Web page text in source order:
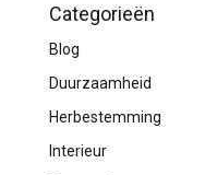
Categorieën
Blog
Duurzaamheid
Herbestemming
Interieur